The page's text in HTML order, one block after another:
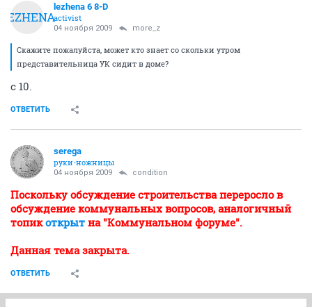
LEZHENA
lezhena 6 8-D
activist
04 ноября 2009 more_z
Скажите пожалуйста, может кто знает со скольки утром
представительница УК сидит в доме?
с 10.
ОТВЕТИТЬ
serega
руки-ножницы
04 ноября 2009 condition
Поскольку обсуждение строительства переросло в
обсуждение коммунальных вопросов, аналогичный
топикоткрыт на "Коммунальном форуме".
Данная тема закрыта.
ОТВЕТИТЬ